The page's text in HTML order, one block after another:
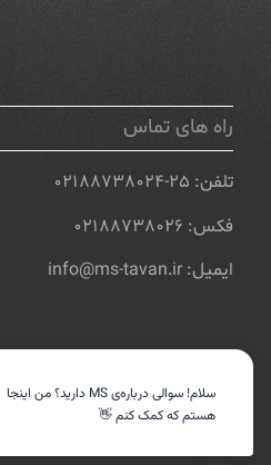
راه های تماس
تلفن: ۲۵-۰۲۱۸۸۷۳۸۰۲۴
فکس: ۰۲۱۸۸۷۳۸۰۲۶
ایمیل: info@ms-tavan.ir
سلام! سوالی درباره‌ی MS دارید؟ من اینجا
هستم که کمک کنم 👋